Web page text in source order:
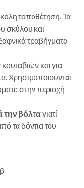
τοποθέτηση. Τα
σκύλου και
τραβήγματα
και για
Xρησιμοποιούνται
στην περιοχή
την βόλταγιατί
τα δόντια του